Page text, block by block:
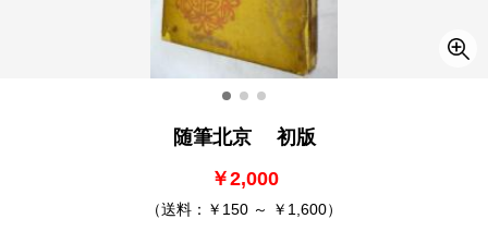
随筆北京 初版
￥2,000
（送料：￥150 ～ ￥1,600）